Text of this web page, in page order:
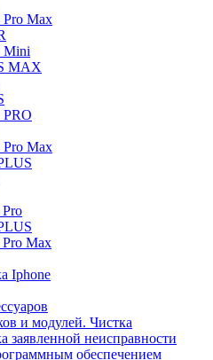
Max
Mini
MAX
Max
Max
Iphone
и модулей. Чистка
заявленной неисправности
обеспечением